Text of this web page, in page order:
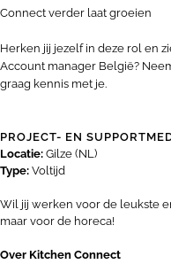
Connect verder laat groeien
Herken jij jezelf in deze rol en
Account manager België?
graag kennis met je.
PROJECT- EN
Locatie: Gilze (NL)
Type: Voltijd
Wil jij werken voor de leukste
maar voor de horeca!
Over Kitchen Connect